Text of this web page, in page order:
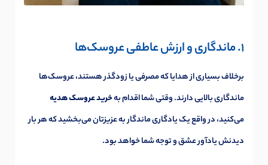
1. ماندگاری و ارزش عاطفی عروسک‌ها
برخلاف بسیاری از هدایا که مصرفی یا زودگذر هستند، عروسک‌ها
ماندگاری بالایی دارند. وقتی شما اقدام بهخرید عروسک هدیه
می‌کنید، در واقع یک یادگاری ماندگار به عزیزتان می‌بخشید که هر بار
دیدنش یادآور عشق و توجه شما خواهد بود.